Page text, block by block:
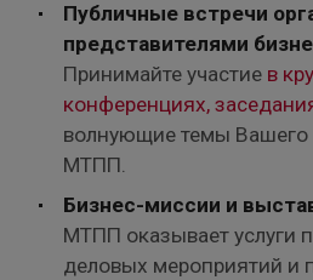
Публичные встречи
представителями
Принимайте участие в
конференциях,
волнующие темы Вашего
МТПП.
Бизнес-миссии и
МТПП оказывает услуги
деловых мероприятий и